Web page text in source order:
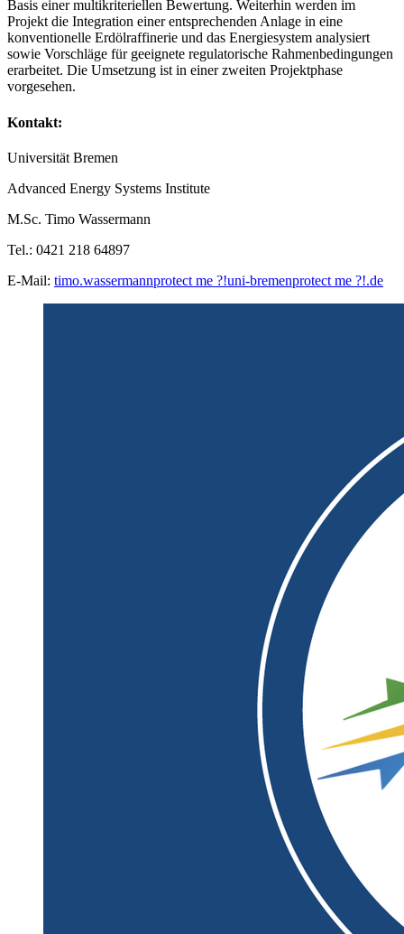
Basis einer multikriteriellen Bewertung. Weiterhin werden im
Projekt die Integration einer entsprechenden Anlage in eine
konventionelle Erdölraffinerie und das Energiesystem analysiert
sowie Vorschläge für geeignete regulatorische Rahmenbedingungen
erarbeitet. Die Umsetzung ist in einer zweiten Projektphase
vorgesehen.
Kontakt:
Universität Bremen
Advanced Energy Systems Institute
M.Sc. Timo Wassermann
Tel.: 0421 218 64897
E-Mail: timo.wassermannprotect me ?!uni-bremenprotect me ?!.de